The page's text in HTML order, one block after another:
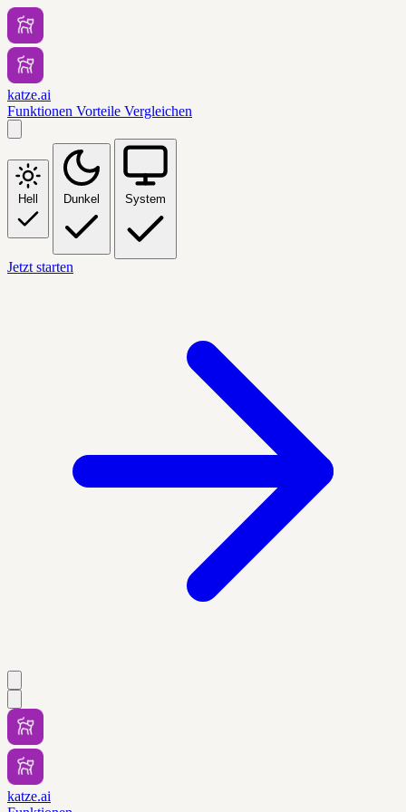
katze.ai
Funktionen Vorteile Vergleichen
Hell Dunkel System
Jetzt starten
katze.ai